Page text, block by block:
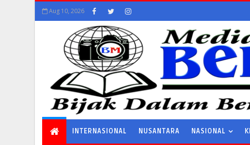
Aug 10, 2026
INTERNASIONAL NUSANTARA NASIONAL